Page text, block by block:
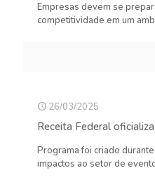
Empresas devem se
competitividade em um
26/03/2025
Receita Federal
Programa foi criado
impactos ao setor de